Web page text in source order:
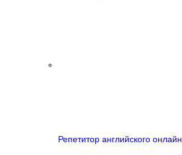
Репетитор английского онлайн